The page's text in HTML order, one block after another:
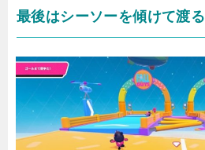
最後はシーソーを傾けて渡る